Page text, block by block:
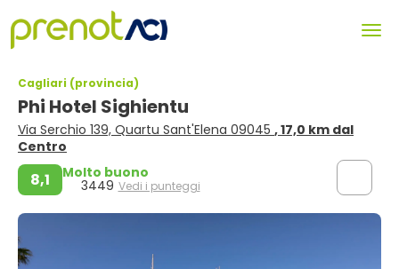
Cagliari (provincia)
Phi Hotel Sighientu
Via Serchio 139, Quartu Sant'Elena 09045 , 17,0 km dal
Centro
8,1 Molto buono
3449 Vedi i punteggi